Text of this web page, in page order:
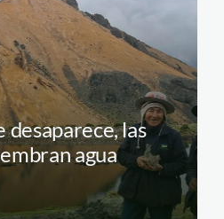
desaparece, las
agua